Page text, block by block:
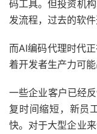
码工具。但投资机
发流程，过去的软
而AI编码代理时代
着开发者生产力可能
一些企业客户已经
复时间缩短，新员
快。对于大型企业